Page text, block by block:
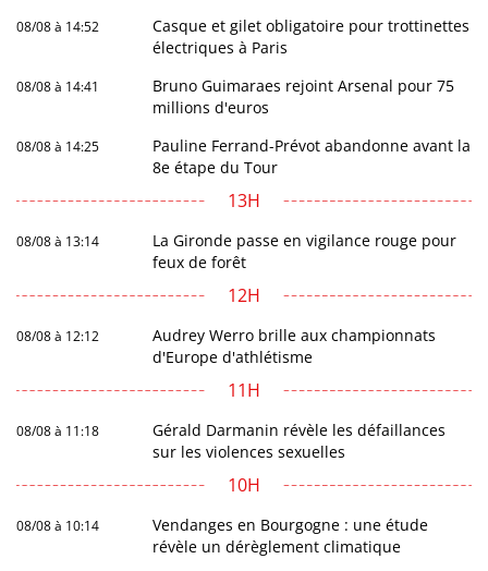
08/08 à 14:52
Casque et gilet obligatoire pour trottinettes
électriques à Paris
08/08 à 14:41
Bruno Guimaraes rejoint Arsenal pour 75
millions d'euros
08/08 à 14:25
Pauline Ferrand-Prévot abandonne avant la
8e étape du Tour
13H
08/08 à 13:14
La Gironde passe en vigilance rouge pour
feux de forêt
12H
08/08 à 12:12
Audrey Werro brille aux championnats
d'Europe d'athlétisme
11H
08/08 à 11:18
Gérald Darmanin révèle les défaillances
sur les violences sexuelles
10H
08/08 à 10:14
Vendanges en Bourgogne : une étude
révèle un dérèglement climatique